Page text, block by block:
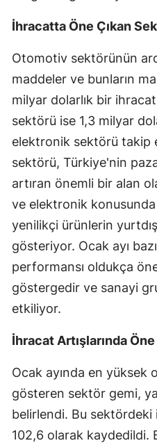
İhracatta Öne Çıkan
Otomotiv sektörünün
maddeler ve bunların
milyar dolarlık bir
sektörü ise 1,3 milyar
elektronik sektörü takip
sektörü, Türkiye'nin
artıran önemli bir alan
ve elektronik
yenilikçi ürünlerin
gösteriyor. Ocak ayı
performansı oldukça
göstergedir ve sanayi
etkiliyor.
İhracat Artışlarında
Ocak ayında en yüksek
gösteren sektör gemi,
belirlendi. Bu sektördeki
102,6 olarak kaydedildi.